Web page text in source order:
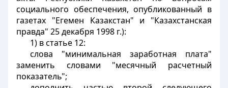
социального обеспечения, опубликованный в
газетах "Егемен Казакстан" и "Казахстанская
правда" 25 декабря 1998 г.):
1) в статье 12:
слова "минимальная заработная плата"
заменить словами "месячный расчетный
показатель";